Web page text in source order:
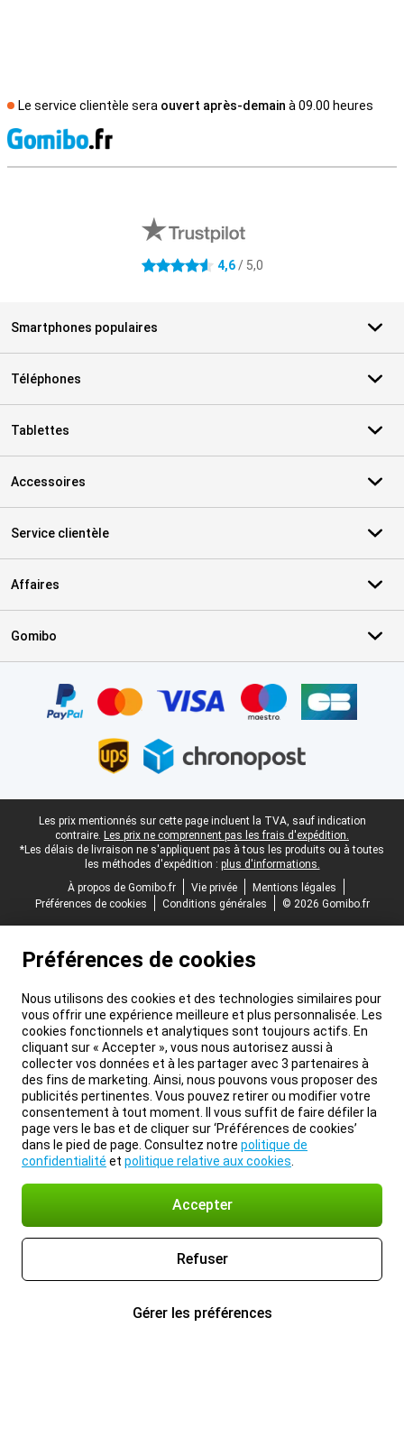
Le service clientèle sera ouvert après-demain à 09.00 heures
4.6 étoiles 4,6/ 5,0
Smartphones populaires
Téléphones
Tablettes
Accessoires
Service clientèle
Affaires
Gomibo
Pied-de-page légal
Les prix mentionnés sur cette page incluent la TVA, sauf indication
contraire. Les prix ne comprennent pas les frais d'expédition.
*Les délais de livraison ne s'appliquent pas à tous les produits ou à toutes
les méthodes d'expédition : plus d'informations.
À propos de Gomibo.fr
Vie privée
Mentions légales
Préférences de cookies
Conditions générales © 2026 Gomibo.fr
Préférences de cookies
Nous utilisons des cookies et des technologies similaires pour
vous offrir une expérience meilleure et plus personnalisée. Les
cookies fonctionnels et analytiques sont toujours actifs. En
cliquant sur « Accepter », vous nous autorisez aussi à
collecter vos données et à les partager avec 3 partenaires à
des fins de marketing. Ainsi, nous pouvons vous proposer des
publicités pertinentes. Vous pouvez retirer ou modifier votre
consentement à tout moment. Il vous suffit de faire défiler la
page vers le bas et de cliquer sur ‘Préférences de cookies’
dans le pied de page. Consultez notre politique de
confidentialité et politique relative aux cookies
Accepter
Refuser
Gérer les préférences